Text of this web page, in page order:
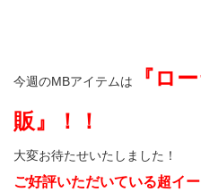
今週のMBアイテムは
『ロ
販』！！
大変お待たせいたしました！
ご好評いただいている超イ